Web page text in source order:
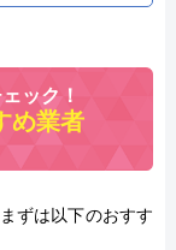
ック！
め業者
ずは以下のおすす